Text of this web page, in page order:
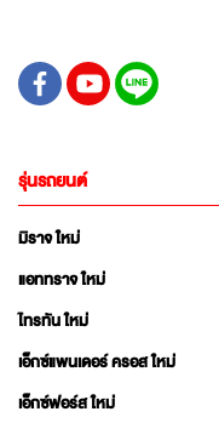
รุ่นรถยนต์
มิราจ ใหม่
แอททราจ ใหม่
ไทรทัน ใหม่
เอ็กซ์แพนเดอร์ ครอส ใหม่
เอ็กซ์ฟอร์ส ใหม่